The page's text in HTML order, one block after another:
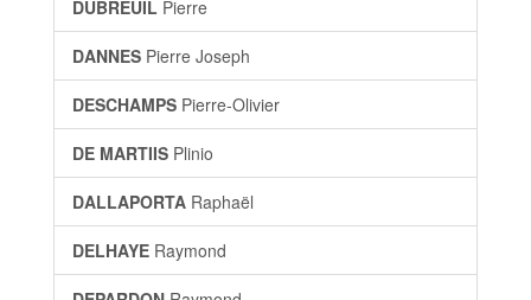
DUBREUIL Pierre
DANNES Pierre Joseph
DESCHAMPS Pierre-Olivier
DE MARTIIS Plinio
DALLAPORTA Raphaël
DELHAYE Raymond